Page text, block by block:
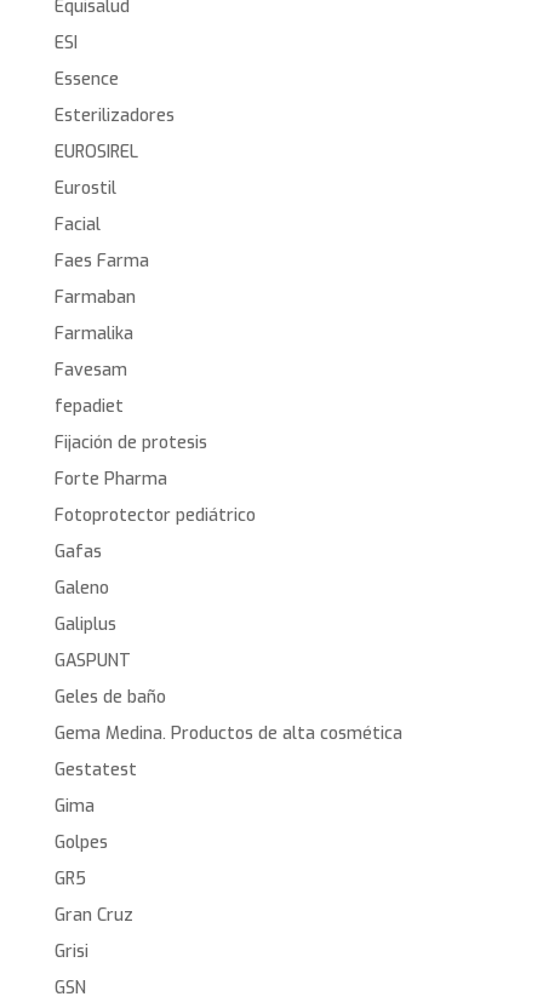
Equisalud
ESI
Essence
Esterilizadores
EUROSIREL
Eurostil
Facial
Faes Farma
Farmaban
Farmalika
Favesam
fepadiet
Fijación de protesis
Forte Pharma
Fotoprotector pediátrico
Gafas
Galeno
Galiplus
GASPUNT
Geles de baño
Gema Medina. Productos de alta cosmética
Gestatest
Gima
Golpes
GR5
Gran Cruz
Grisi
GSN